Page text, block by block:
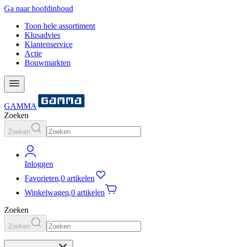
Ga naar hoofdinhoud
Toon hele assortiment
Klusadvies
Klantenservice
Actie
Bouwmarkten
GAMMA
Zoeken
Zoeken
Inloggen
Favorieten,0 artikelen
Winkelwagen,0 artikelen
Zoeken
Zoeken